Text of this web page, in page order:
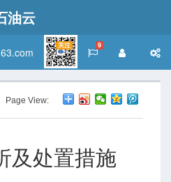
油云
关注 9
Page View:
及处置措施